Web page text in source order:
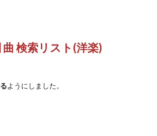
曲 検索リスト(洋楽)
ようにしました。